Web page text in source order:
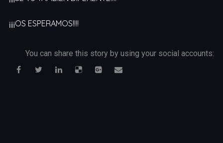
¡¡¡¡OS ESPERAMOS!!!!
You can share this story by using your social accounts: